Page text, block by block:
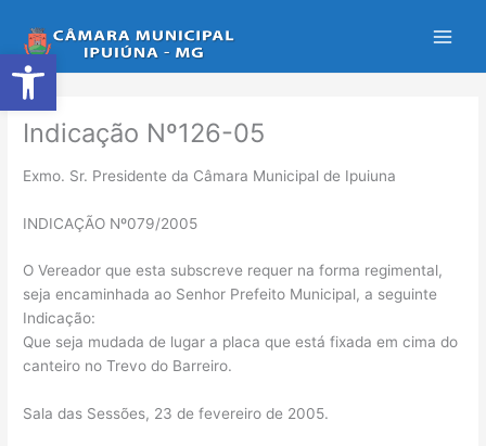
Abrir a barra de ferramentas
para
o
conteúdo
Indicação Nº126-05
Exmo. Sr. Presidente da Câmara Municipal de Ipuiuna
INDICAÇÃO Nº079/2005
O Vereador que esta subscreve requer na forma regimental,
seja encaminhada ao Senhor Prefeito Municipal, a seguinte
Indicação:
Que seja mudada de lugar a placa que está fixada em cima do
canteiro no Trevo do Barreiro.
Sala das Sessões, 23 de fevereiro de 2005.